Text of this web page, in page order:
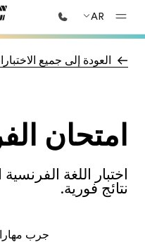
AR
الصفحة الرئيسية
شاهد كل ما نقوم به
مكاتب
أعثر على مكتب قريب منك
نبذة عنا
العودة إلى جميع
امتحان
نتائج فورية.
جرب